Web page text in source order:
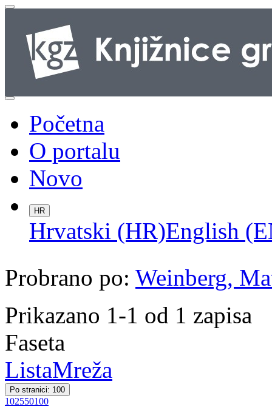
Početna
O portalu
Novo
HR
Hrvatski (HR)English
Probrano po: Weinberg,
Prikazano 1-1 od 1 zapisa
Faseta
ListaMreža
Po stranici: 100
102550100